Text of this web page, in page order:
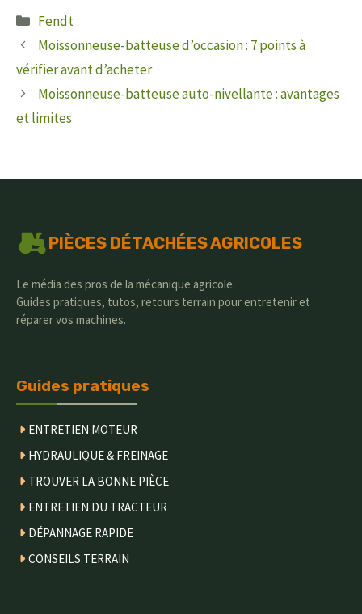
Catégories
Fendt
Moissonneuse-batteuse d’occasion : 7 points à
vérifier avant d’acheter
Moissonneuse-batteuse auto-nivellante : avantages
et limites
PIÈCES DÉTACHÉES AGRICOLES
Le média des pros de la mécanique agricole.
Guides pratiques, tutos, retours terrain pour entretenir et
réparer vos machines.
Guides pratiques
ENTRETIEN MOTEUR
HYDRAULIQUE & FREINAGE
TROUVER LA BONNE PIÈCE
ENTRETIEN DU TRACTEUR
DÉPANNAGE RAPIDE
CONSEILS TERRAIN